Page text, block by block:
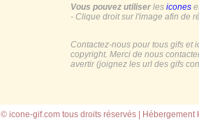
Vous pouvez utiliser les icones
- Clique droit sur l'image afin de
Contactez-nous pour tous gifs et
copyright. Merci de nous
avertir (joignez les url des gifs
© icone-gif.com tous droits réservés | Hébergement